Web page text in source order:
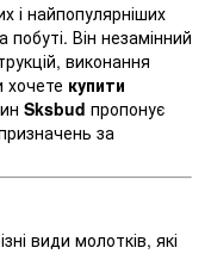
і найпопулярніших
побуті. Він незамінний
виконання
хочете купити
Sksbud пропонує
за
види молотків, які